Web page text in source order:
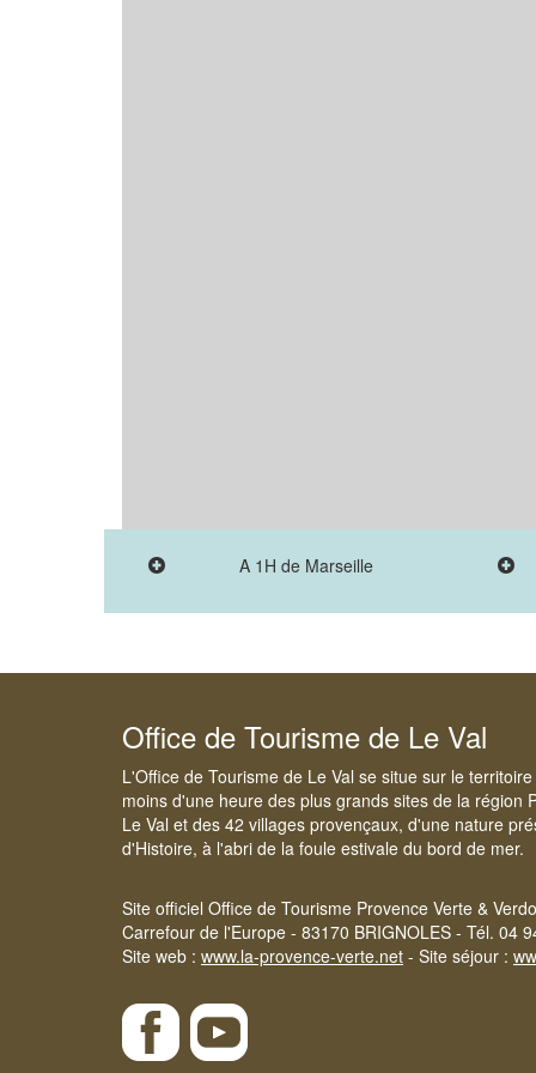
A 1H de Marseille
Office de Tourisme de Le Val
L'Office de Tourisme de Le Val se situe sur le
moins d'une heure des plus grands sites de la région
Le Val et des 42 villages provençaux, d'une nature
d'Histoire, à l'abri de la foule estivale du bord de mer.
Site officiel Office de Tourisme Provence Verte &
Carrefour de l'Europe - 83170 BRIGNOLES - Tél. 04
Site web : www.la-provence-verte.net - Site séjour :